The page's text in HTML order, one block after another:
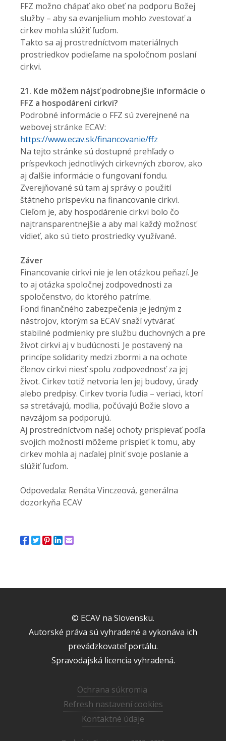
FFZ možno chápať ako obeť na podporu Božej
služby – aby sa evanjelium mohlo zvestovať a
cirkev mohla slúžiť ľuďom.
Takto sa aj prostredníctvom materiálnych
prostriedkov podieľame na spoločnom poslaní
cirkvi.
21. Kde môžem nájsť podrobnejšie informácie o
FFZ a hospodárení cirkvi?
Podrobné informácie o FFZ sú zverejnené na
webovej stránke ECAV:
https://www.ecav.sk/financovanie/ffz
Na tejto stránke sú dostupné prehľady o
príspevkoch jednotlivých cirkevných zborov, ako
aj ďalšie informácie o fungovaní fondu.
Zverejňované sú tam aj správy o použití
štátneho príspevku na financovanie cirkvi.
Cieľom je, aby hospodárenie cirkvi bolo čo
najtransparentnejšie a aby mal každý možnosť
vidieť, ako sú tieto prostriedky využívané.
Záver
Financovanie cirkvi nie je len otázkou peňazí. Je
to aj otázka spoločnej zodpovednosti za
spoločenstvo, do ktorého patríme.
Fond finančného zabezpečenia je jedným z
nástrojov, ktorým sa ECAV snaží vytvárať
stabilné podmienky pre službu duchovných a pre
život cirkvi aj v budúcnosti. Je postavený na
princípe solidarity medzi zbormi a na ochote
členov cirkvi niesť spolu zodpovednosť za jej
život. Cirkev totiž netvoria len jej budovy, úrady
alebo predpisy. Cirkev tvoria ľudia – veriaci, ktorí
sa stretávajú, modlia, počúvajú Božie slovo a
navzájom sa podporujú.
Aj prostredníctvom našej ochoty prispievať podľa
svojich možností môžeme prispieť k tomu, aby
cirkev mohla aj naďalej plniť svoje poslanie a
slúžiť ľuďom.
Odpovedala: Renáta Vinczeová, generálna
dozorkyňa ECAV
© ECAV na Slovensku.
Autorské práva sú vyhradené a vykonáva ich
prevádzkovateľ portálu.
Spravodajská licencia vyhradená.
Ochrana súkromia
Refresh nastavení cookies
Kontaktné údaje